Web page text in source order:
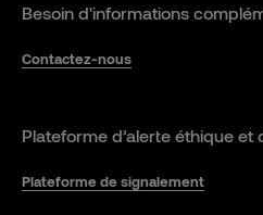
Besoin d'informations
Contactez-nous
Plateforme d’alerte éthique et
Plateforme de signalement